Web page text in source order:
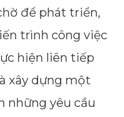
để phát triển,
trình công việc
hiện liên tiếp
xây dựng một
những yêu cầu